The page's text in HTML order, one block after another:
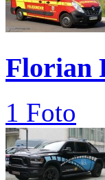
Florian
1 Foto